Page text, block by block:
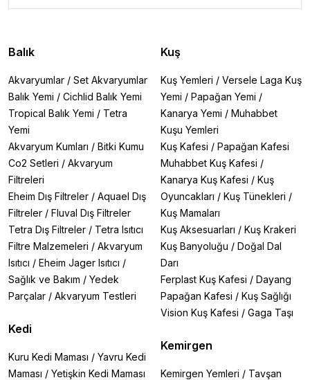
Balık
Akvaryumlar / Set Akvaryumlar
Balık Yemi / Cichlid Balık Yemi
Tropical Balık Yemi / Tetra
Yemi
Akvaryum Kumları / Bitki Kumu
Co2 Setleri / Akvaryum
Filtreleri
Eheim Dış Filtreler / Aquael Dış
Filtreler / Fluval Dış Filtreler
Tetra Dış Filtreler / Tetra Isıtıcı
Filtre Malzemeleri / Akvaryum
Isıtıcı / Eheim Jager Isıtıcı /
Sağlık ve Bakım / Yedek
Parçalar / Akvaryum Testleri
Kedi
Kuru Kedi Maması / Yavru Kedi
Maması / Yetişkin Kedi Maması
Kuş
Kuş Yemleri / Versele Laga Kuş
Yemi / Papağan Yemi /
Kanarya Yemi / Muhabbet
Kuşu Yemleri
Kuş Kafesi / Papağan Kafesi
Muhabbet Kuş Kafesi /
Kanarya Kuş Kafesi / Kuş
Oyuncakları / Kuş Tünekleri /
Kuş Mamaları
Kuş Aksesuarları / Kuş Krakeri
Kuş Banyoluğu / Doğal Dal
Darı
Ferplast Kuş Kafesi / Dayang
Papağan Kafesi / Kuş Sağlığı
Vision Kuş Kafesi / Gaga Taşı
Kemirgen
Kemirgen Yemleri / Tavşan